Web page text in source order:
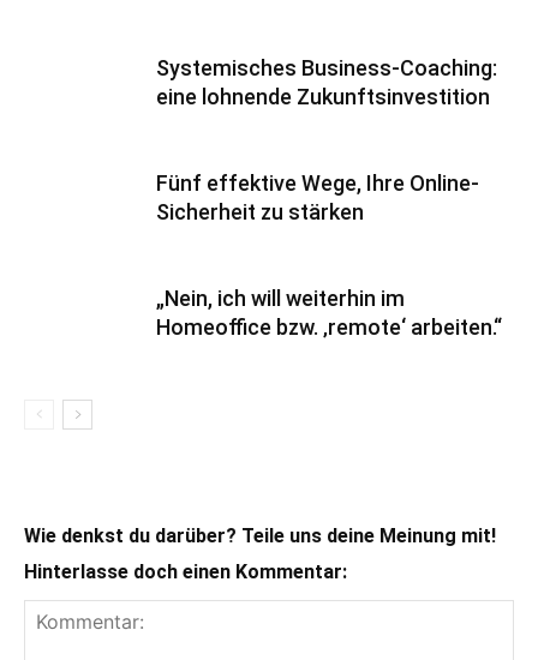
Systemisches Business-Coaching:
eine lohnende Zukunftsinvestition
Fünf effektive Wege, Ihre Online-
Sicherheit zu stärken
„Nein, ich will weiterhin im
Homeoffice bzw. ‚remote‘ arbeiten.“
Wie denkst du darüber? Teile uns deine Meinung mit!
Hinterlasse doch einen Kommentar: